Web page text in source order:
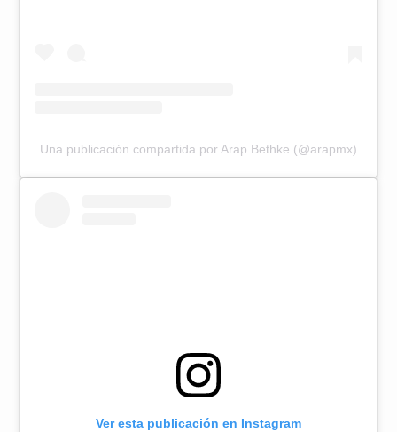
Una publicación compartida por Arap Bethke (@arapmx)
Ver esta publicación en Instagram